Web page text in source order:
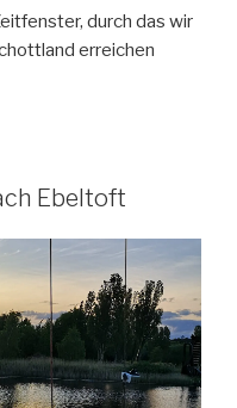
durch das wir
erreichen
Ebeltoft